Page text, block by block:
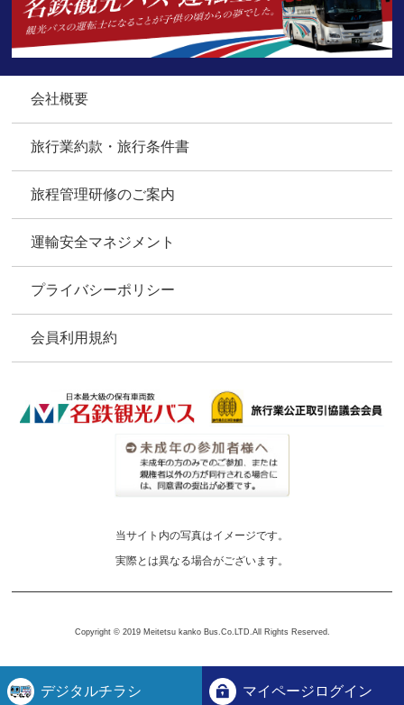
デジタルチラシ マイページログイン
会社概要
旅行業約款・旅行条件書
旅程管理研修のご案内
運輸安全マネジメント
プライバシーポリシー
会員利用規約
当サイト内の写真はイメージです。
実際とは異なる場合がございます。
Copyright © 2019 Meitetsu kanko Bus.Co.LTD.All Rights Reserved.